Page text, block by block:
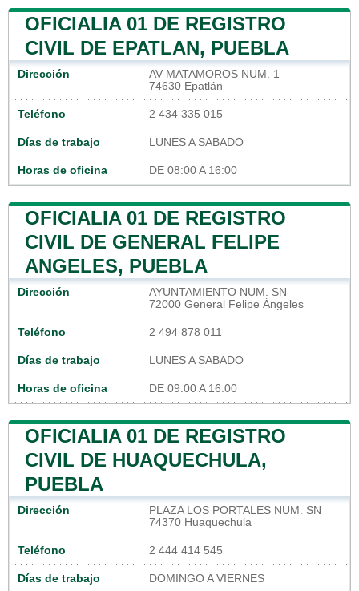
OFICIALIA 01 DE REGISTRO
CIVIL DE EPATLAN, PUEBLA
Dirección
AV MATAMOROS NUM. 1
74630 Epatlán
Teléfono 2 434 335 015
Días de trabajo LUNES A SABADO
Horas de oficina DE 08:00 A 16:00
OFICIALIA 01 DE REGISTRO
CIVIL DE GENERAL FELIPE
ANGELES, PUEBLA
Dirección
AYUNTAMIENTO NUM. SN
72000 General Felipe Ángeles
Teléfono 2 494 878 011
Días de trabajo LUNES A SABADO
Horas de oficina DE 09:00 A 16:00
OFICIALIA 01 DE REGISTRO
CIVIL DE HUAQUECHULA,
PUEBLA
Dirección
PLAZA LOS PORTALES NUM. SN
74370 Huaquechula
Teléfono 2 444 414 545
Días de trabajo DOMINGO A VIERNES